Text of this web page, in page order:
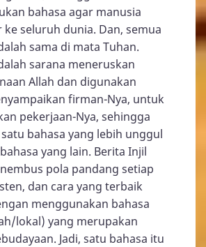
bahasa agar manusia
seluruh dunia. Dan, semua
sama di mata Tuhan.
sarana meneruskan
Allah dan digunakan
firman-Nya, untuk
pekerjaan-Nya, sehingga
bahasa yang lebih unggul
yang lain. Berita Injil
pola pandang setiap
dan cara yang terbaik
menggunakan bahasa
lokal) yang merupakan
Jadi, satu bahasa itu